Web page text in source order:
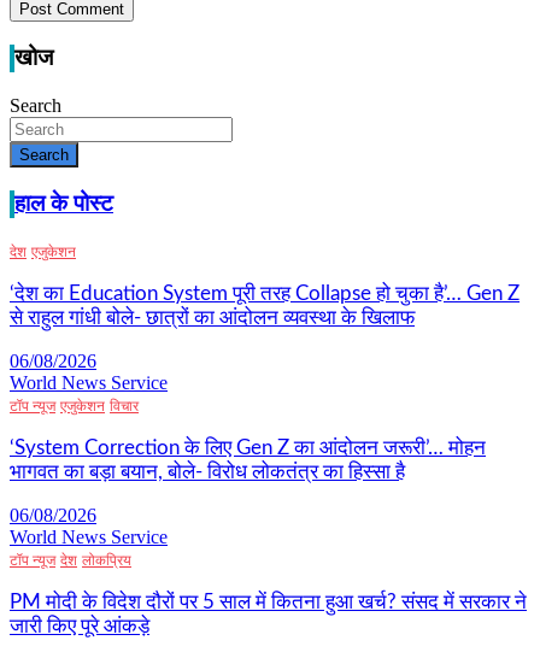
खोज
Search
Search
हाल के पोस्ट
देश एजुकेशन
‘देश का Education System पूरी तरह Collapse हो चुका है’… Gen Z
से राहुल गांधी बोले- छात्रों का आंदोलन व्यवस्था के खिलाफ
06/08/2026
World News Service
टॉप न्यूज एजुकेशन विचार
‘System Correction के लिए Gen Z का आंदोलन जरूरी’… मोहन
भागवत का बड़ा बयान, बोले- विरोध लोकतंत्र का हिस्सा है
06/08/2026
World News Service
टॉप न्यूज देश लोकप्रिय
PM मोदी के विदेश दौरों पर 5 साल में कितना हुआ खर्च? संसद में सरकार ने
जारी किए पूरे आंकड़े